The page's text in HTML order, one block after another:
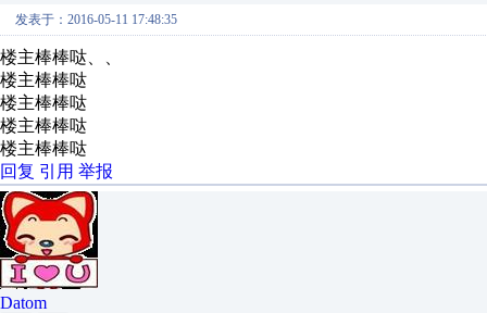
发表于：2016-05-11 17:48:35
楼主棒棒哒、、
楼主棒棒哒
楼主棒棒哒
楼主棒棒哒
楼主棒棒哒
回复 引用 举报
Datom